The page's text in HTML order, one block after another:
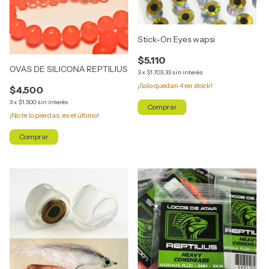
OVAS DE SILICONA REPTILIUS
$4.500
3x $1.500 sin interés
¡No te lo pierdas, es el último!
Stick-On Eyes wapsi
$5.110
3x $1.703,33 sin interés
¡Solo quedan 4en stock!
Comprar